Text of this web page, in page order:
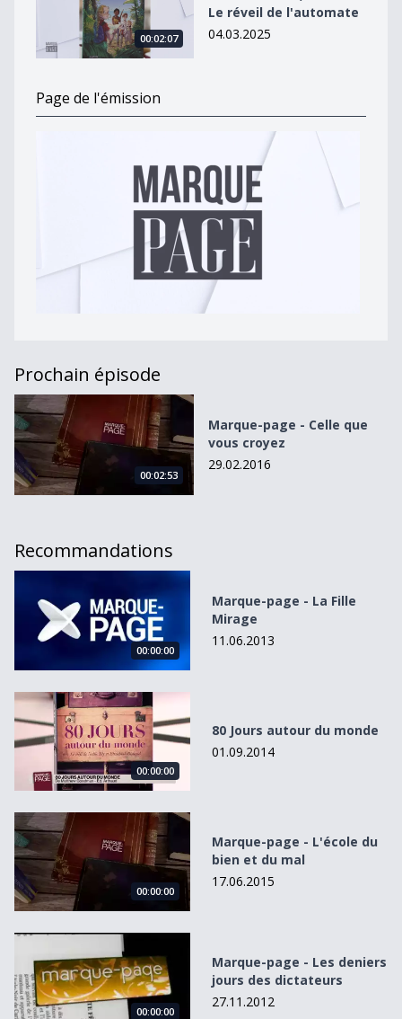
00:02:07
Le réveil de l'automate
04.03.2025
Page de l'émission
Prochain épisode
Marque-page - Celle que vous croyez
00:02:53
Marque-page - Celle que
vous croyez
29.02.2016
Recommandations
Marque-page - La Fille Mirage
00:00:00
Marque-page - La Fille
Mirage
11.06.2013
80 Jours autour du monde
00:00:00
80 Jours autour du monde
01.09.2014
Marque-page - L&#039;école du bien et du mal
00:00:00
Marque-page - L'école du
bien et du mal
17.06.2015
Marque-page - Les deniers jours des dictateurs
00:00:00
Marque-page - Les deniers
jours des dictateurs
27.11.2012